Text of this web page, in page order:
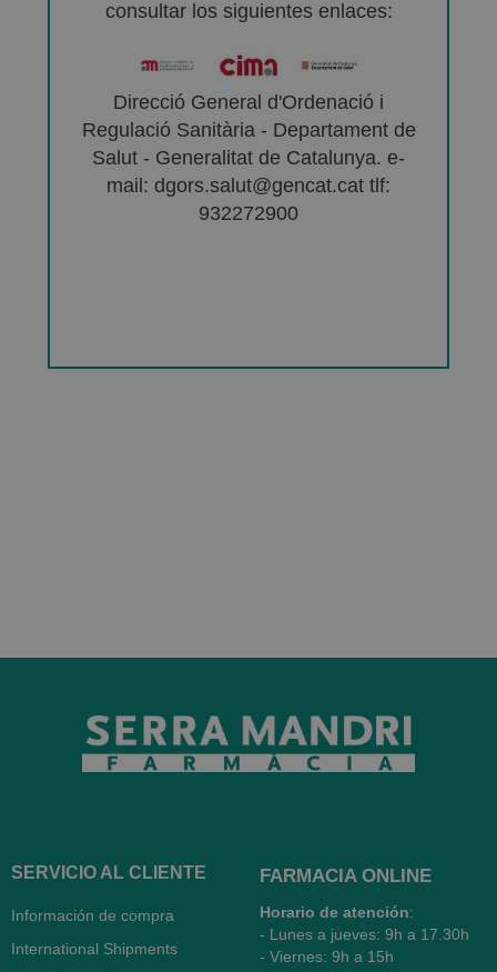
consultar los siguientes enlaces:
Direcció General d'Ordenació i
Regulació Sanitària - Departament de
Salut - Generalitat de Catalunya. e-
mail: dgors.salut@gencat.cat tlf:
932272900
SERVICIO AL CLIENTE
Información de compra
International Shipments
FARMACIA ONLINE
Horario de atención:
- Lunes a jueves: 9h a 17.30h
- Viernes: 9h a 15h